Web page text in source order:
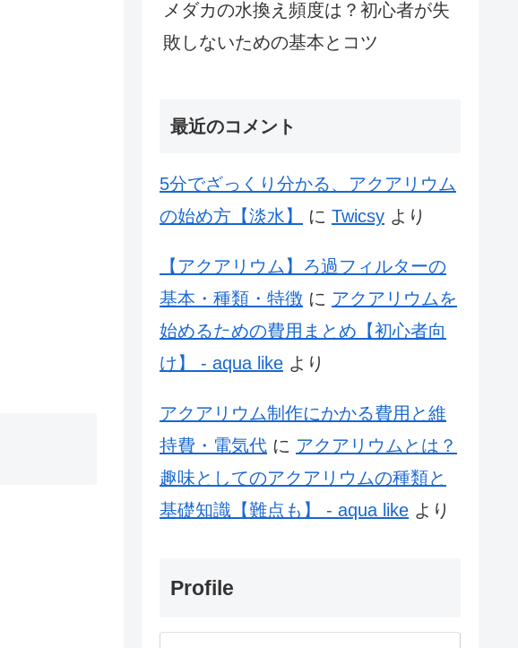
メダカの水換え頻度は？初心者が失
敗しないための基本とコツ
最近のコメント
5分でざっくり分かる、アクアリウム
の始め方【淡水】
に Twicsy より
【アクアリウム】ろ過フィルターの
基本・種類・特徴 に アクアリウムを
始めるための費用まとめ【初心者向
け】 - aqua like より
アクアリウム制作にかかる費用と維
持費・電気代 に アクアリウムとは？
趣味としてのアクアリウムの種類と
基礎知識【難点も】 - aqua like より
Profile